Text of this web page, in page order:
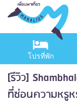
โปรที่พัก
[รีวิว]
ที่ซ่อนความหรูห